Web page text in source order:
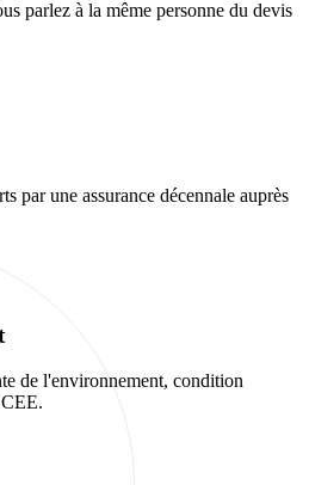
parlez à la même personne du devis
par une assurance décennale auprès
de l'environnement, condition